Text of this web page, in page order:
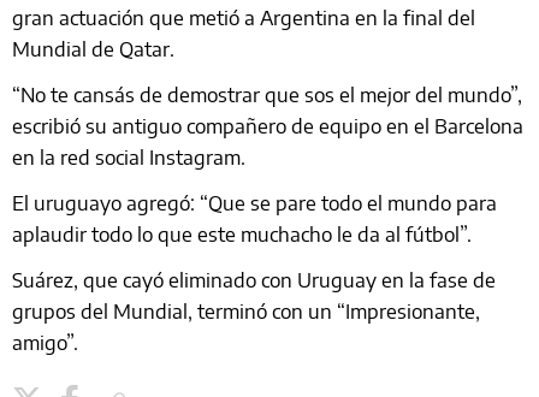
gran actuación que metió a Argentina en la final del
Mundial de Qatar.
“No te cansás de demostrar que sos el mejor del mundo”,
escribió su antiguo compañero de equipo en el Barcelona
en la red social Instagram.
El uruguayo agregó: “Que se pare todo el mundo para
aplaudir todo lo que este muchacho le da al fútbol”.
Suárez, que cayó eliminado con Uruguay en la fase de
grupos del Mundial, terminó con un “Impresionante,
amigo”.